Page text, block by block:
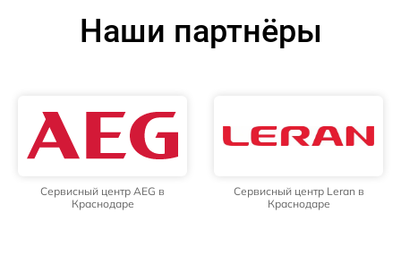
Наши партнёры
Сервисный центр AEG в
Краснодаре
Сервисный центр Leran в
Краснодаре